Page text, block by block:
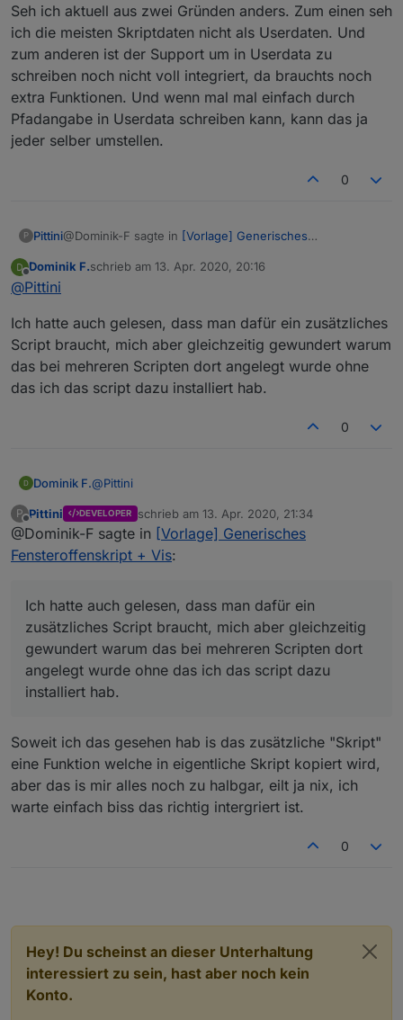
Seh ich aktuell aus zwei Gründen anders. Zum einen seh
ich die meisten Skriptdaten nicht als Userdaten. Und
zum anderen ist der Support um in Userdata zu
schreiben noch nicht voll integriert, da brauchts noch
extra Funktionen. Und wenn mal mal einfach durch
Pfadangabe in Userdata schreiben kann, kann das ja
jeder selber umstellen.
0
P Pittini@Dominik-F sagte in [Vorlage] Generisches
Seh ich aktuell aus zwei Gründen anders. Zum einen seh
ich die meisten Skriptdaten nicht als Userdaten. Und zum
anderen ist der Support um in Userdata zu schreiben
noch nicht voll integriert, da brauchts noch extra
Funktionen. Und wenn mal mal einfach durch
Offline
Dominik F.schrieb am 13. Apr. 2020, 20:16
zuletzt editiert von
@Pittini
Ich hatte auch gelesen, dass man dafür ein zusätzliches
Script braucht, mich aber gleichzeitig gewundert warum
das bei mehreren Scripten dort angelegt wurde ohne
das ich das script dazu installiert hab.
0
Dominik F.@Pittini
Ich hatte auch gelesen, dass man dafür ein
zusätzliches Script braucht, mich aber gleichzeitig
gewundert warum das bei mehreren Scripten dort
angelegt wurde ohne das ich das script dazu
P
Offline
Pittini DEVELOPER schrieb am 13. Apr. 2020, 21:34
zuletzt editiert von
@Dominik-F sagte in [Vorlage] Generisches
Fensteroffenskript + Vis:
Ich hatte auch gelesen, dass man dafür ein
zusätzliches Script braucht, mich aber gleichzeitig
gewundert warum das bei mehreren Scripten dort
angelegt wurde ohne das ich das script dazu
installiert hab.
Soweit ich das gesehen hab is das zusätzliche "Skript"
eine Funktion welche in eigentliche Skript kopiert wird,
aber das is mir alles noch zu halbgar, eilt ja nix, ich
warte einfach biss das richtig intergriert ist.
0
Hey! Du scheinst an dieser Unterhaltung
interessiert zu sein, hast aber noch kein
Konto.